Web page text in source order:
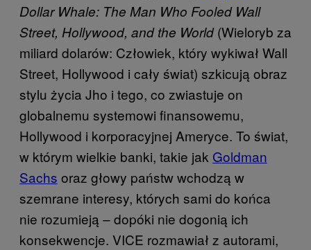
Dollar Whale: The Man Who Fooled Wall
Street, Hollywood, and the World(Wieloryb za
miliard dolarów: Człowiek, który wykiwał Wall
Street, Hollywood i cały świat) szkicują obraz
stylu życia Jho i tego, co zwiastuje on
globalnemu systemowi finansowemu,
Hollywood i korporacyjnej Ameryce. To świat,
w którym wielkie banki, takie jak Goldman
Sachs oraz głowy państw wchodzą w
szemrane interesy, których sami do końca
nie rozumieją – dopóki nie dogonią ich
konsekwencje. VICE rozmawiał z autorami,